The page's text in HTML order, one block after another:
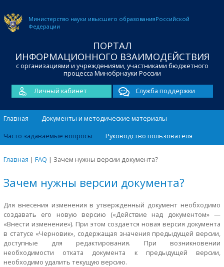
Министерство науки ивысшего образованияРоссийской
Федерации
ПОРТАЛ
ИНФОРМАЦИОННОГО ВЗАИМОДЕЙСТВИЯ
с организациями и учреждениями, участниками бюджетного
процесса Минобрнауки России
Личный кабинет
Служба поддержки
Главная
Документы и методические материалы
Часто задаваемые вопросы
Руководство пользователя
Главная | FAQ | Зачем нужны версии документа?
Зачем нужны версии документа?
Для внесения изменения в утвержденный документ необходимо
создавать его новую версию («Действие над документом» —
«Внести изменение»). При этом создается новая версия документа
в статусе «Черновик», содержащая значения предыдущей версии,
доступные для редактирования. При возникновении
необходимости отката документа к предыдущей версии,
необходимо удалить текущую версию.